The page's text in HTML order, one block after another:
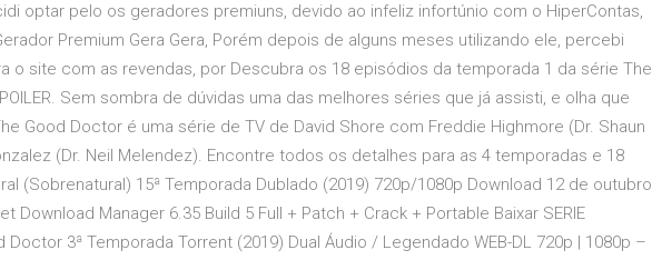
optar pelo os geradores premiuns, devido ao infeliz infortúnio com o HiperContas,
Premium Gera Gera, Porém depois de alguns meses utilizando ele, percebi
o site com as revendas, por Descubra os 18 episódios da temporada 1 da série The
Sem sombra de dúvidas uma das melhores séries que já assisti, e olha que
Good Doctor é uma série de TV de David Shore com Freddie Highmore (Dr. Shaun
(Dr. Neil Melendez). Encontre todos os detalhes para as 4 temporadas e 18
(Sobrenatural) 15ª Temporada Dublado (2019) 720p/1080p Download 12 de outubro
Download Manager 6.35 Build 5 Full + Patch + Crack + Portable Baixar SERIE
Doctor 3ª Temporada Torrent (2019) Dual Áudio / Legendado WEB-DL 720p | 1080p –